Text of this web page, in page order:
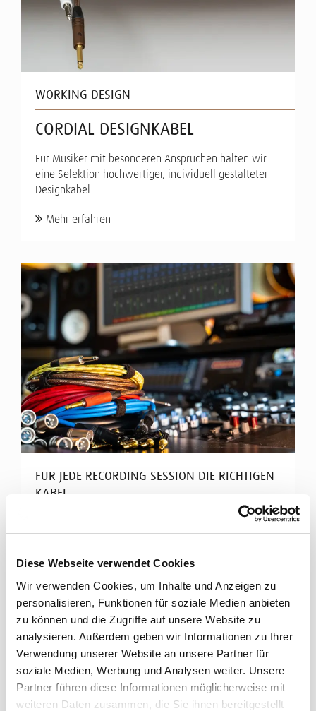
Diese Webseite verwendet Cookies
Wir verwenden Cookies, um Inhalte und Anzeigen zu
personalisieren, Funktionen für soziale Medien anbieten
zu können und die Zugriffe auf unsere Website zu
analysieren. Außerdem geben wir Informationen zu Ihrer
Verwendung unserer Website an unsere Partner für
soziale Medien, Werbung und Analysen weiter. Unsere
Partner führen diese Informationen möglicherweise mit
weiteren Daten zusammen, die Sie ihnen bereitgestellt
WORKING DESIGN
CORDIAL DESIGNKABEL
Für Musiker mit besonderen Ansprüchen halten wir
eine Selektion hochwertiger, individuell gestalteter
Designkabel ...
Mehr erfahren
FÜR JEDE RECORDING SESSION DIE RICHTIGEN
KABEL
Cordial Kabel für Tonstudios
Hochklassiges Studio-Equipment braucht perfekte
Spektrum an ...
Mehr erfahren